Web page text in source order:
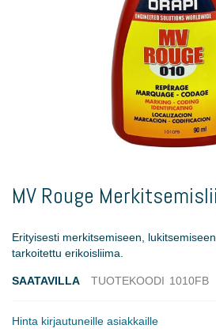
the
the
images
MV Rouge
Erityisesti merkitsemiseen,
tarkoitettu erikoisliima.
SAATAVILLA TUOTEKOODI 1010FB
Hinta kirjautuneille asiakkaille